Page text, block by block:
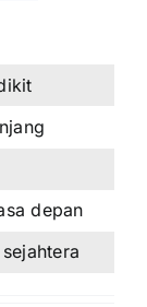
depan